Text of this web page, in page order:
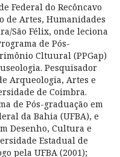
Federal do Recôncavo
de Artes, Humanidades
São Félix, onde leciona
de Pós-
Cltuural (PPGap)
Pesquisador
Arqueologia, Artes e
de Coimbra.
de Pós-graduação em
da Bahia (UFBA), e
Desenho, Cultura e
Estadual de
pela UFBA (2001);